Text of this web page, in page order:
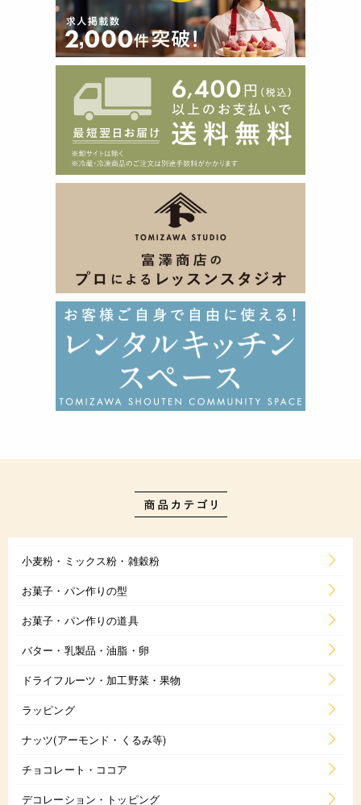
小麦粉・ミックス粉・雑穀粉
お菓子・パン作りの型
お菓子・パン作りの道具
バター・乳製品・油脂・卵
ドライフルーツ・加工野菜・果物
ラッピング
ナッツ(アーモンド・くるみ等)
チョコレート・ココア
デコレーション・トッピング